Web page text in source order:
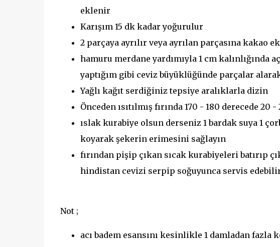
eklenir
Karışım 15 dk kadar yoğurulur
2 parçaya ayrılır veya ayrılan parçasına kakao
hamuru merdane yardımıyla 1 cm kalınlığında
yaptığım gibi ceviz büyüklüğünde parçalar
Yağlı kağıt serdiğiniz tepsiye aralıklarla dizin
Önceden ısıtılmış fırında 170 - 180 derecede
ıslak kurabiye olsun derseniz 1 bardak suya 1
koyarak şekerin erimesini sağlayın
fırından pişip çıkan sıcak kurabiyeleri batırıp
hindistan cevizi serpip soğuyunca servis
Not ;
acı badem esansını kesinlikle 1 damladan fazla